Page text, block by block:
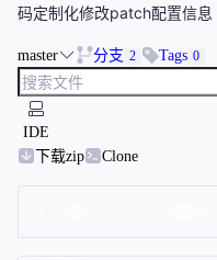
码定制化修改patch配置信息
master 分支 2 Tags 0
IDE
下载zip
Clone